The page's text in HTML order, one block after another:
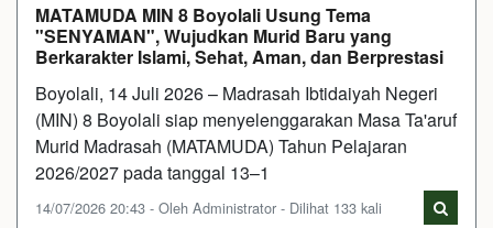
MATAMUDA MIN 8 Boyolali Usung Tema
"SENYAMAN", Wujudkan Murid Baru yang
Berkarakter Islami, Sehat, Aman, dan Berprestasi
Boyolali, 14 Juli 2026 – Madrasah Ibtidaiyah Negeri
(MIN) 8 Boyolali siap menyelenggarakan Masa Ta'aruf
Murid Madrasah (MATAMUDA) Tahun Pelajaran
2026/2027 pada tanggal 13–1
14/07/2026 20:43 - Oleh Administrator - Dilihat 133 kali